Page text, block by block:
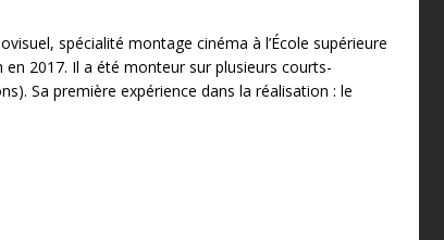
spécialité montage cinéma à l’École supérieure
en 2017. Il a été monteur sur plusieurs courts-
Sa première expérience dans la réalisation : le